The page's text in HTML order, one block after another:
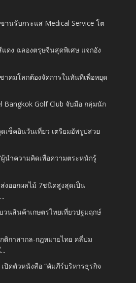
านรับกระแส Medical Service โต
ดง ฉลองตรุษจีนสุดพิเศษ แจกอัง
าคมโลกต้องจัดการในทันทีเพื่อหยุด
Bangkok Golf Club จับมือ กลุ่มนัก
เช็คอินวันเที่ยว เตรียมอัพรูปสวย
ผู้นำความคิดเพื่อความตระหนักรู้
ส่งออกผลไม้ 7ชนิดสูงสุดเป็น
วนสินค้าเกษตรไทยเที่ยวปฐมฤกษ์
ติกาสากล-กฎหมายไทย คลี่ปม
ปิดตัวหนังสือ “คัมภีร์บริหารธุรกิจ